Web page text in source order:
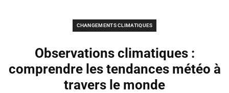
CHANGEMENTS CLIMATIQUES
Observations climatiques :
comprendre les tendances météo à
travers le monde